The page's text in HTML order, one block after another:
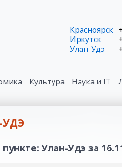
Красноярск
Иркутск
Улан-Удэ
Культура Наука и IT
УДЭ
Улан-Удэ за